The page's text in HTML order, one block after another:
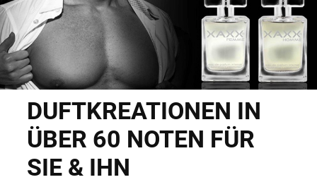
DUFTKREATIONEN IN
ÜBER 60 NOTEN FÜR
SIE & IHN